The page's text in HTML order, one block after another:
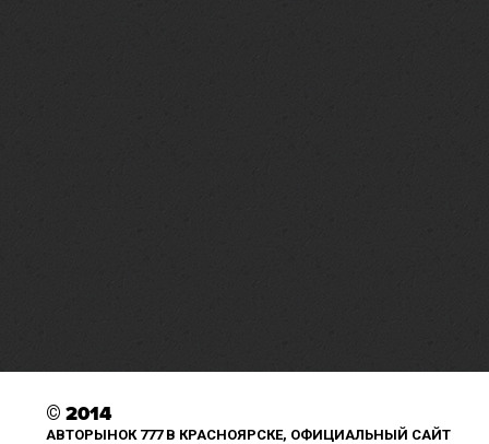
© 2014
АВТОРЫНОК 777 В КРАСНОЯРСКЕ, ОФИЦИАЛЬНЫЙ САЙТ